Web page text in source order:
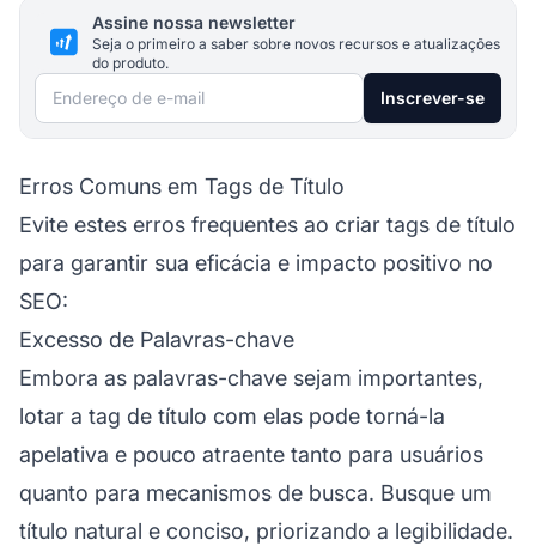
Assine nossa newsletter
Seja o primeiro a saber sobre novos recursos e atualizações
do produto.
Endereço de e-mail Inscrever-se
Erros Comuns em Tags de Título
Evite estes erros frequentes ao criar tags de título
para garantir sua eficácia e impacto positivo no
SEO:
Excesso de Palavras-chave
Embora as palavras-chave sejam importantes,
lotar a tag de título com elas pode torná-la
apelativa e pouco atraente tanto para usuários
quanto para mecanismos de busca. Busque um
título natural e conciso, priorizando a legibilidade.